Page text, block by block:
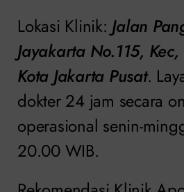
Lokasi Klinik: Jalan
Jayakarta No.115,
Kota Jakarta Pusat.
dokter 24 jam secara
operasional senin-
20.00 WIB.